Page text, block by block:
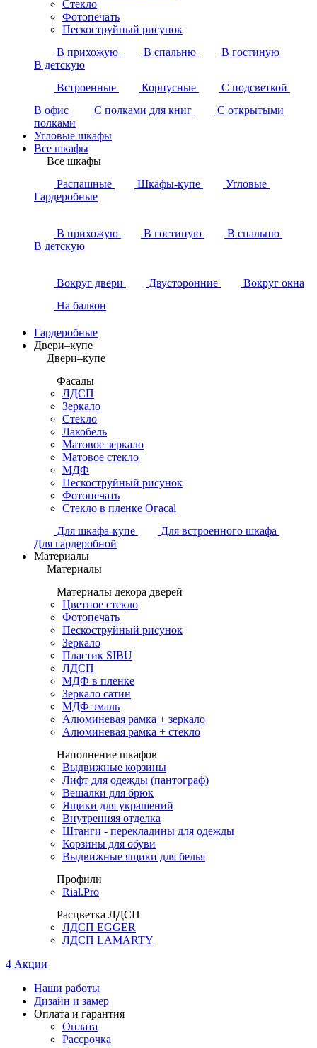
Стекло
Фотопечать
Пескоструйный рисунок
В прихожую
В спальню
В гостиную
В детскую
Встроенные
Корпусные
С подсветкой
В офис
С полками для книг
С открытыми
полками
Угловые шкафы
Все шкафы
Все шкафы
Распашные
Шкафы-купе
Угловые
Гардеробные
В прихожую В гостиную
В спальню
В детскую
Вокруг двери Двусторонние
Вокруг окна
На балкон
Гардеробные
Двери–купе
Двери–купе
Фасады
ЛДСП
Зеркало
Стекло
Лакобель
Матовое зеркало
Матовое стекло
МДФ
Пескоструйный рисунок
Фотопечать
Стекло в пленке Огасаl
Для шкафа-купе
Для встроенного шкафа
Для гардеробной
Материалы
Материалы
Материалы декора дверей
Цветное стекло
Фотопечать
Пескоструйный рисунок
Зеркало
Пластик SIBU
ЛДСП
МДФ в пленке
Зеркало сатин
МДФ эмаль
Алюминевая рамка + зеркало
Алюминевая рамка + стекло
Наполнение шкафов
Выдвижные корзины
Лифт для одежды (пантограф)
Вешалки для брюк
Ящики для украшений
Внутренняя отделка
Штанги - перекладины для одежды
Корзины для обуви
Выдвижные ящики для белья
Профили
Rial.Pro
Расцветка ЛДСП
ЛДСП EGGER
ЛДСП LAMARTY
4 Акции
Наши работы
Дизайн и замер
Оплата и гарантия
Оплата
Рассрочка